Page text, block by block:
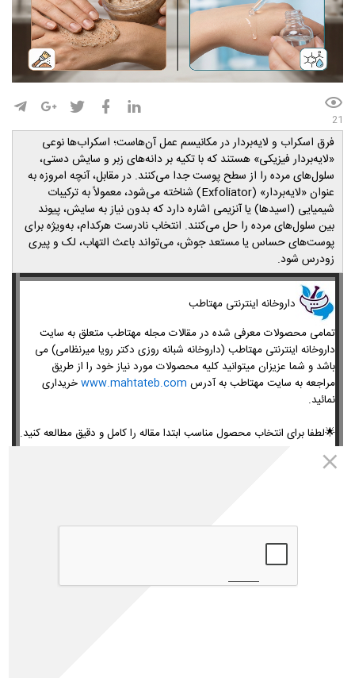
21
فرق اسکراب و لایه‌بردار در مکانیسم عمل آن‌هاست؛ اسکراب‌ها نوعی
«لایه‌بردار فیزیکی» هستند که با تکیه بر دانه‌های زبر و سایش دستی،
سلول‌های مرده را از سطح پوست جدا می‌کنند. در مقابل، آنچه امروزه به
عنوان «لایه‌بردار» (Exfoliator) شناخته می‌شود، معمولاً به ترکیبات
شیمیایی (اسیدها) یا آنزیمی اشاره دارد که بدون نیاز به سایش، پیوند
بین سلول‌های مرده را حل می‌کنند. انتخاب نادرست هرکدام، به‌ویژه برای
پوست‌های حساس یا مستعد جوش، می‌تواند باعث التهاب، لک و پیری
زودرس شود.
​داروخانه اینترنتی مهتاطب
تمامی محصولات معرفی شده در مقالات مجله مهتاطب متعلق به سایت
داروخانه اینترنتی مهتاطب (داروخانه شبانه روزی دکتر رویا میرنظامی) می
باشد و شما عزیزان میتوانید کلیه محصولات مورد نیاز خود را از طریق
مراجعه به سایت مهتاطب به آدرس www.mahtateb.comخریداری
نمائید.
🌟لطفا برای انتخاب محصول مناسب ابتدا مقاله را کامل و دقیق مطالعه کنید.
برای خرید
وقتی جلوی قفسه محصولات پوستی می‌ایستید یا فروشگاه‌های آنلاین را بالا
و پایین می‌کنید، با انبوهی از واژه‌ها روبرو می‌شوید: اسکراب، پیلینگ،
اکسفولیانت، لایه‌بردار شیمیایی و... . برای بسیاری از مصرف‌کنندگان، همه
این‌ها یک معنی دارند: «تمیز کردن پوست از سلول‌های مرده». اما در دنیای